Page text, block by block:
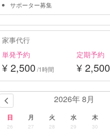
サポーター募集
家事代行
単発予約
¥ 2,500 /1時間
定期予約
¥ 2,500
2026年 8月
日 月 火 水 木
26 27 28 29 30